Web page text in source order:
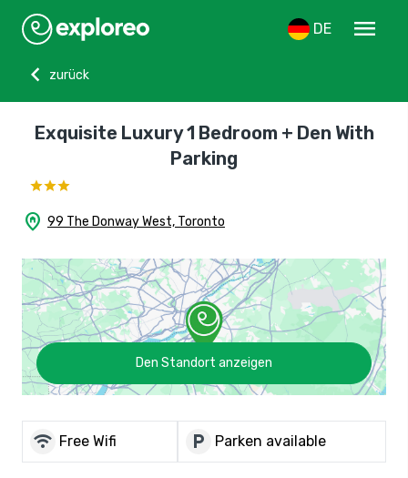
DE
menu
chevron_left
zurück
Exquisite Luxury 1 Bedroom + Den With
Parking
home_pin 99 The Donway West, Toronto
Den Standort anzeigen
wifi Free Wifi local_parking Parken available